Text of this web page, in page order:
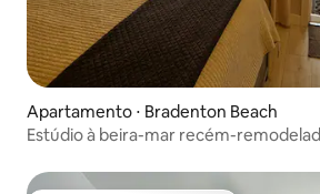
Apartamento ⋅ Bradenton Beach
Estúdio à beira-mar recém-